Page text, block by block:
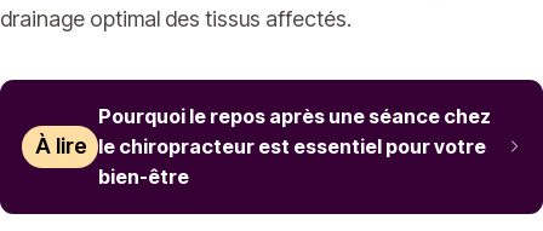
drainage optimal des tissus affectés.
À lire
Pourquoi le repos après une séance chez
le chiropracteur est essentiel pour votre
bien-être